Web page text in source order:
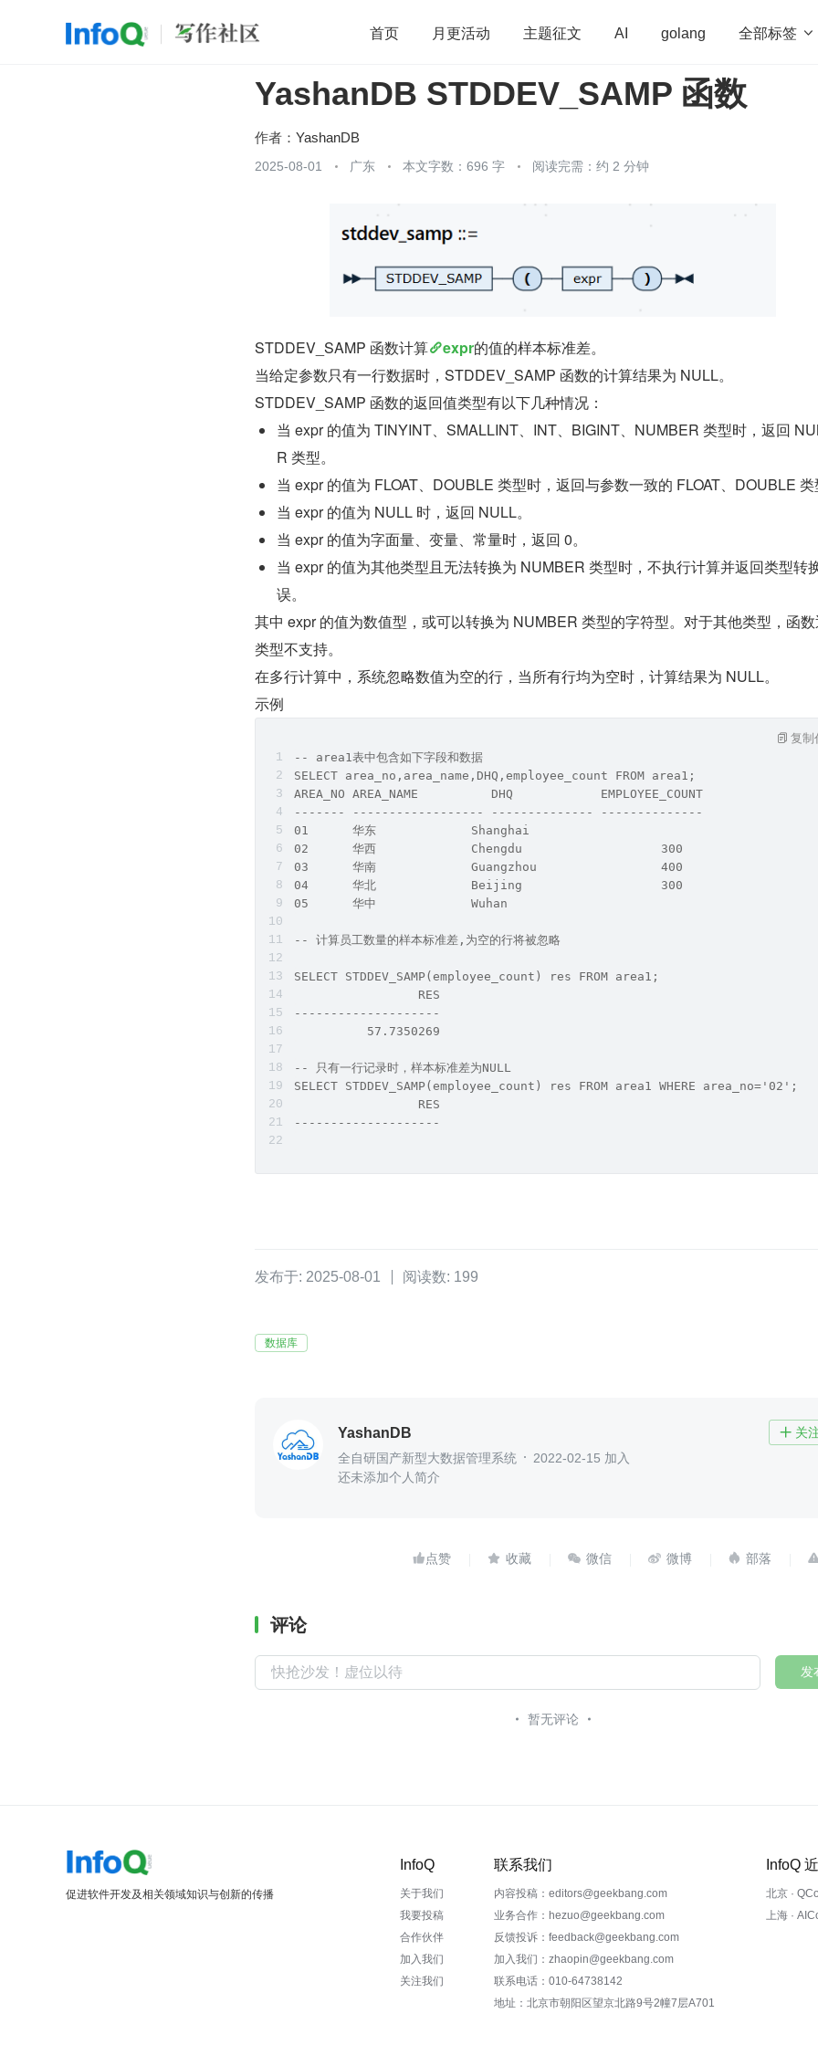
首页 月更活动 主题征文 AI golang 全部标签 
开源 架构 OpenHarmony 算法 学习方法 Web3.0
YashanDB STDDEV_SAMP 函数
作者： YashanDB
2025-08-01 广东 本文字数：696 字 阅读完需：约 2 分钟
STDDEV_SAMP 函数计算 expr的值的样本标准差。
当给定参数只有一行数据时，STDDEV_SAMP 函数的计算结果为 NULL。
STDDEV_SAMP 函数的返回值类型有以下几种情况：
当 expr 的值为 TINYINT、SMALLINT、INT、BIGINT、NUMBER 类型时，返回
R 类型。
当 expr 的值为 FLOAT、DOUBLE 类型时，返回与参数一致的 FLOAT、DOUBLE
当 expr 的值为 NULL 时，返回 NULL。
当 expr 的值为字面量、变量、常量时，返回 0。
当 expr 的值为其他类型且无法转换为 NUMBER 类型时，不执行计算并返回类型转
误。
其中 expr 的值为数值型，或可以转换为 NUMBER 类型的字符型。对于其他类型，函
类型不支持。
在多行计算中，系统忽略数值为空的行，当所有行均为空时，计算结果为 NULL。
示例
-- area1表中包含如下字段和数据
SELECT area_no,area_name,DHQ,employee_count FROM area1;
AREA_NO AREA_NAME          DHQ            EMPLOYEE_COUNT
------- ------------------ -------------- --------------
01      华东             Shanghai
02      华西             Chengdu                   300
03      华南             Guangzhou                 400
04      华北             Beijing                   300
05      华中             Wuhan
-- 计算员工数量的样本标准差,为空的行将被忽略
SELECT STDDEV_SAMP(employee_count) res FROM area1;
                 RES
--------------------
          57.7350269
-- 只有一行记录时，样本标准差为NULL
SELECT STDDEV_SAMP(employee_count) res FROM area1 WHERE area_no='02';
                 RES
--------------------
复制
发布于: 2025-08-01 阅读数: 199
数据库
YashanDB  关
全自研国产新型大数据管理系统
2022-02-15 加入
还未添加个人简介
    
评论
发
暂无评论
促进软件开发及相关领域知识与创新的传播
InfoQ
关于我们
我要投稿
合作伙伴
加入我们
关注我们
联系我们
内容投稿：editors@geekbang.com
业务合作：hezuo@geekbang.com
反馈投诉：feedback@geekbang.com
加入我们：zhaopin@geekbang.com
联系电话：010-64738142
地址：北京市朝阳区望京北路9号2幢7层A701
InfoQ
北京 ·
上海 ·